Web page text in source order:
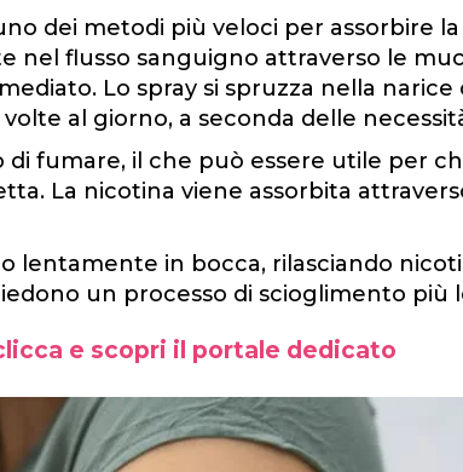
dei metodi più veloci per assorbire
nel flusso sanguigno attraverso le
Lo spray si spruzza nella narice
al giorno, a seconda delle
fumare, il che può essere utile per
La nicotina viene assorbita
lentamente in bocca, rilasciando
un processo di scioglimento più
e scopri il portale dedicato